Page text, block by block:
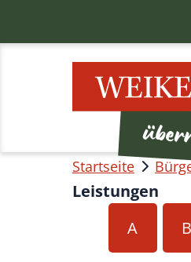
Startseite
Leistungen
A
B